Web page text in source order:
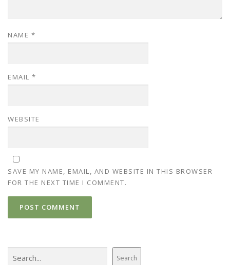
NAME *
EMAIL *
WEBSITE
SAVE MY NAME, EMAIL, AND WEBSITE IN THIS BROWSER
FOR THE NEXT TIME I COMMENT.
Search